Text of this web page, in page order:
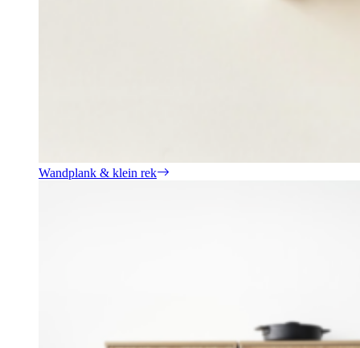
Wandplank & klein rek